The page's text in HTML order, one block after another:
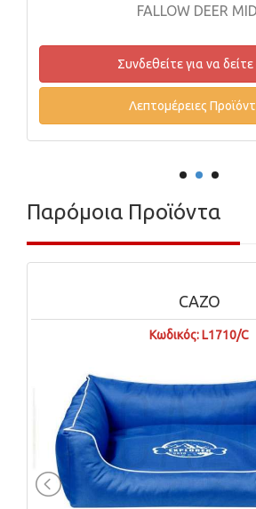
για να δείτε τιμή
Προϊόντος
Παρόμοια Προϊόντα
CAZO
Κωδικός: L1710/C